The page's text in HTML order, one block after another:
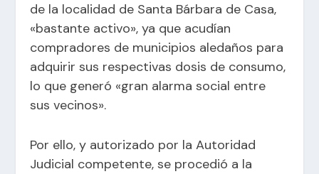
de la localidad de Santa Bárbara de Casa,
«bastante activo», ya que acudían
compradores de municipios aledaños para
adquirir sus respectivas dosis de consumo,
lo que generó «gran alarma social entre
sus vecinos».
Por ello, y autorizado por la Autoridad
Judicial competente, se procedió a la